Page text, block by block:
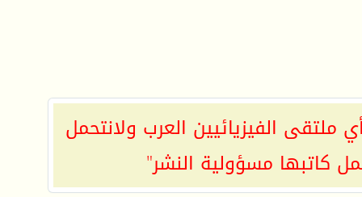
ملتقى الفيزيائيين العرب ولانتحمل
كاتبها مسؤولية النشر"